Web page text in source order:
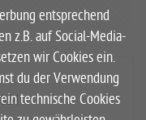
entsprechend
z.B. auf Social-Media-
wir Cookies ein.
du der Verwendung
technische Cookies